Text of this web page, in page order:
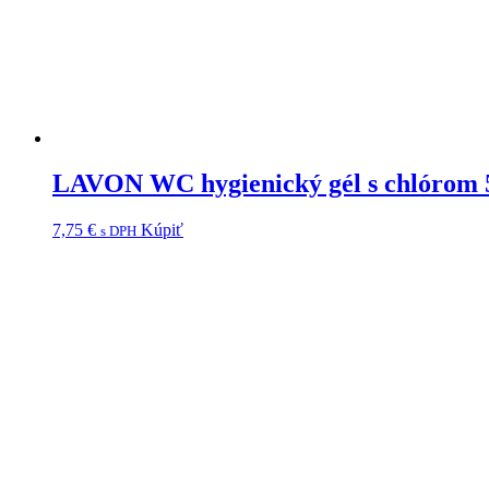
LAVON WC hygienický gél s chlórom
7,75 € s DPH Kúpiť